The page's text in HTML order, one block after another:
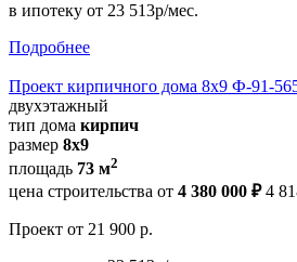
в ипотеку от 23 513р/мес.
Подробнее
Проект кирпичного дома 8х9 Ф-91-
двухэтажный
тип дома кирпич
размер 8х9
площадь 73 м2
цена строительства от 4 380 000 ₽ 4
Проект от 21 900 р.